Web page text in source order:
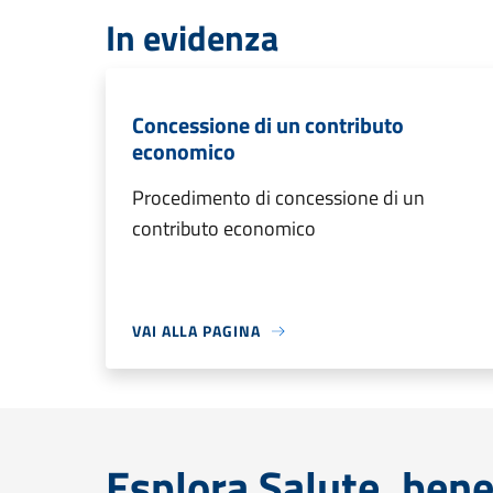
In evidenza
Concessione di un contributo
economico
Procedimento di concessione di un
contributo economico
VAI ALLA PAGINA